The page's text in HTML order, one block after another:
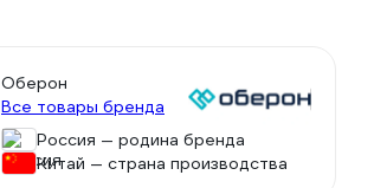
Оберон
Все товары бренда
Россия — родина бренда
Китай — страна производства